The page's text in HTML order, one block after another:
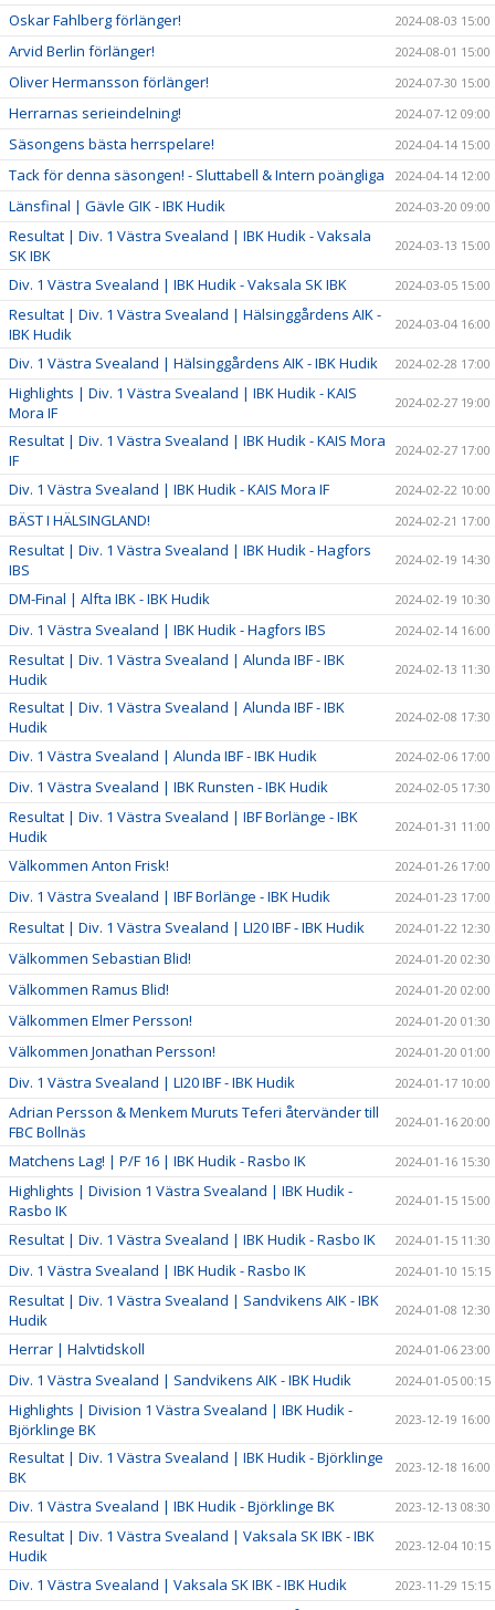
Oskar Fahlberg förlänger! 2024-08-03 15:00
Arvid Berlin förlänger! 2024-08-01 15:00
Oliver Hermansson förlänger! 2024-07-30 15:00
Herrarnas serieindelning! 2024-07-12 09:00
Säsongens bästa herrspelare! 2024-04-14 15:00
Tack för denna säsongen! - Sluttabell & Intern poängliga 2024-04-14 12:00
Länsfinal | Gävle GIK - IBK Hudik 2024-03-20 09:00
Resultat | Div. 1 Västra Svealand | IBK Hudik - Vaksala
SK IBK
2024-03-13 15:00
Div. 1 Västra Svealand | IBK Hudik - Vaksala SK IBK 2024-03-05 15:00
Resultat | Div. 1 Västra Svealand | Hälsinggårdens AIK -
IBK Hudik
2024-03-04 16:00
Div. 1 Västra Svealand | Hälsinggårdens AIK - IBK Hudik 2024-02-28 17:00
Highlights | Div. 1 Västra Svealand | IBK Hudik - KAIS
Mora IF
2024-02-27 19:00
Resultat | Div. 1 Västra Svealand | IBK Hudik - KAIS Mora
IF
2024-02-27 17:00
Div. 1 Västra Svealand | IBK Hudik - KAIS Mora IF 2024-02-22 10:00
BÄST I HÄLSINGLAND! 2024-02-21 17:00
Resultat | Div. 1 Västra Svealand | IBK Hudik - Hagfors
IBS
2024-02-19 14:30
DM-Final | Alfta IBK - IBK Hudik 2024-02-19 10:30
Div. 1 Västra Svealand | IBK Hudik - Hagfors IBS 2024-02-14 16:00
Resultat | Div. 1 Västra Svealand | Alunda IBF - IBK
Hudik
2024-02-13 11:30
Resultat | Div. 1 Västra Svealand | Alunda IBF - IBK
Hudik
2024-02-08 17:30
Div. 1 Västra Svealand | Alunda IBF - IBK Hudik 2024-02-06 17:00
Div. 1 Västra Svealand | IBK Runsten - IBK Hudik 2024-02-05 17:30
Resultat | Div. 1 Västra Svealand | IBF Borlänge - IBK
Hudik
2024-01-31 11:00
Välkommen Anton Frisk! 2024-01-26 17:00
Div. 1 Västra Svealand | IBF Borlänge - IBK Hudik 2024-01-23 17:00
Resultat | Div. 1 Västra Svealand | LI20 IBF - IBK Hudik 2024-01-22 12:30
Välkommen Sebastian Blid! 2024-01-20 02:30
Välkommen Ramus Blid! 2024-01-20 02:00
Välkommen Elmer Persson! 2024-01-20 01:30
Välkommen Jonathan Persson! 2024-01-20 01:00
Div. 1 Västra Svealand | LI20 IBF - IBK Hudik 2024-01-17 10:00
Adrian Persson & Menkem Muruts Teferi återvänder till
FBC Bollnäs
2024-01-16 20:00
Matchens Lag! | P/F 16 | IBK Hudik - Rasbo IK 2024-01-16 15:30
Highlights | Division 1 Västra Svealand | IBK Hudik -
Rasbo IK
2024-01-15 15:00
Resultat | Div. 1 Västra Svealand | IBK Hudik - Rasbo IK 2024-01-15 11:30
Div. 1 Västra Svealand | IBK Hudik - Rasbo IK 2024-01-10 15:15
Resultat | Div. 1 Västra Svealand | Sandvikens AIK - IBK
Hudik
2024-01-08 12:30
Herrar | Halvtidskoll 2024-01-06 23:00
Div. 1 Västra Svealand | Sandvikens AIK - IBK Hudik 2024-01-05 00:15
Highlights | Division 1 Västra Svealand | IBK Hudik -
Björklinge BK
2023-12-19 16:00
Resultat | Div. 1 Västra Svealand | IBK Hudik - Björklinge
BK
2023-12-18 16:00
Div. 1 Västra Svealand | IBK Hudik - Björklinge BK 2023-12-13 08:30
Resultat | Div. 1 Västra Svealand | Vaksala SK IBK - IBK
Hudik
2023-12-04 10:15
Div. 1 Västra Svealand | Vaksala SK IBK - IBK Hudik 2023-11-29 15:15